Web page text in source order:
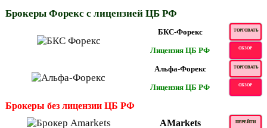
Брокеры Форекс с лицензией ЦБ РФ
БКС-Форекс ТОРГОВАТЬ
Лицензия ЦБ РФ ОБЗОР
Альфа-Форекс ТОРГОВАТЬ
Лицензия ЦБ РФ ОБЗОР
Брокеры без лицензии ЦБ РФ
AMarkets
ПЕРЕЙТИ